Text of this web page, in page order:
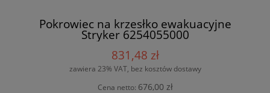
Pokrowiec na krzesłko ewakuacyjne
Stryker 6254055000
831,48 zł
zawiera 23% VAT, bez kosztów dostawy
Cena netto: 676,00 zł